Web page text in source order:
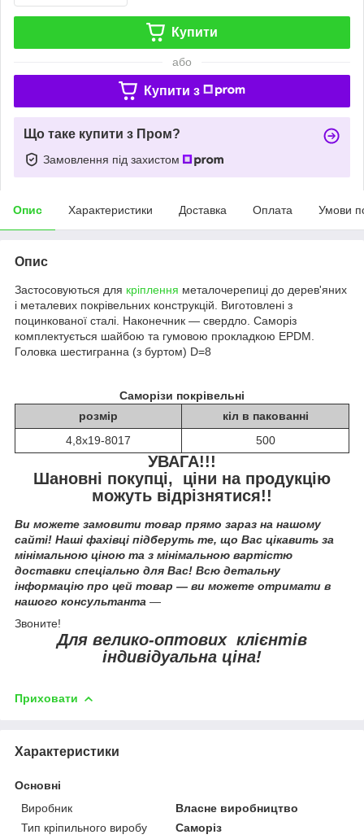
Купити
або
Купити з
Що таке купити з Пром?
Замовлення під захистом
Опис Характеристики Доставка Оплата Умови
Опис
Застосовуються для кріплення металочерепиці до дерев'яних
і металевих покрівельних конструкцій. Виготовлені з
поцинкованої сталі. Наконечник — свердло. Саморіз
комплектується шайбою та гумовою прокладкою EPDM.
Головка шестигранна (з буртом) D=8
розмір кіл в пакованні
Саморізи покрівельні
4,8х19-8017 500
УВАГА!!!
Шановні покупці, ціни на продукцію
можуть відрізнятися!!
Ви можете замовити товар прямо зараз на нашому
сайті! Наші фахівці підберуть те, що Вас цікавить за
мінімальною ціною та з мінімальною вартістю
доставки спеціально для Вас! Всю детальну
інформацію про цей товар — ви можете отримати в
нашого консультанта —
Звоните!
Для велико-оптових клієнтів
індивідуальна ціна!
Приховати
Характеристики
Основні
Виробник
Власне виробництво
Тип кріпильного виробу
Саморіз